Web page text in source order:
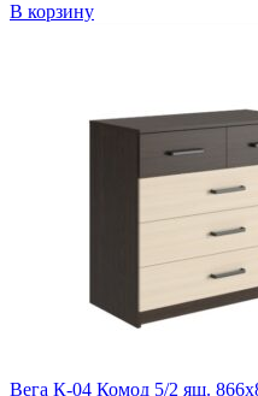
В корзину
Вега К-04 Комод 5/2 ящ.